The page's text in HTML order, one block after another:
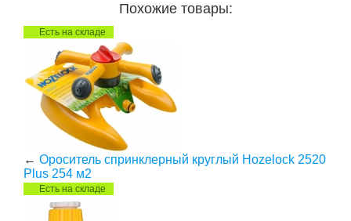
Похожие товары:
Есть на складе
← Ороситель спринклерный круглый Hozelock 2520
Plus 254 м2
Есть на складе